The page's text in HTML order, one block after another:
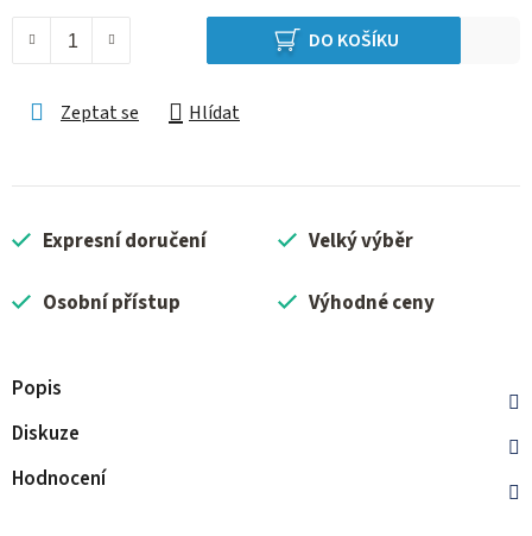
DO KOŠÍKU
Zeptat se Hlídat
Expresní doručení Velký výběr
Osobní přístup Výhodné ceny
Popis
Diskuze
Hodnocení